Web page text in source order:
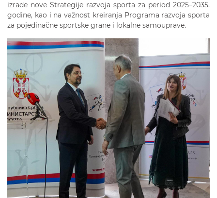
izrade nove Strategije razvoja sporta za period 2025–2035.
godine, kao i na važnost kreiranja Programa razvoja sporta
za pojedinačne sportske grane i lokalne samouprave.